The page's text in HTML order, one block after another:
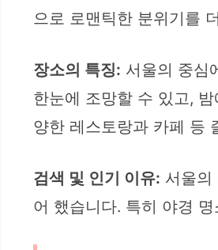
으로 로맨틱한 분위기를
장소의 특징: 서울의 중심
한눈에 조망할 수 있고,
양한 레스토랑과 카페 등
검색 및 인기 이유: 서울의
어 했습니다. 특히 야경